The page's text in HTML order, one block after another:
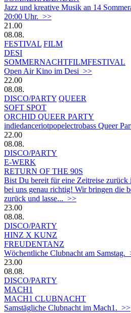
Jazz und kreative Musik an 14
20:00 Uhr. >>
21.00
08.08.
FESTIVAL FILM
DESI
SOMMERNACHTFILMFESTIVAL
Open Air Kino im Desi >>
22.00
08.08.
DISCO/PARTY QUEER
SOFT SPOT
ORCHID QUEER PARTY
indiedanceriotpopelectrobass Queer
22.00
08.08.
DISCO/PARTY
E-WERK
RETURN OF THE 90S
Bist Du bereit für eine Zeitreise zurück
bei uns genau richtig! Wir bringen die
zurück und lasse... >>
23.00
08.08.
DISCO/PARTY
HINZ X KUNZ
FREUDENTANZ
Wöchentliche Clubnacht am Samstag.
23.00
08.08.
DISCO/PARTY
MACH1
MACH1 CLUBNACHT
Samstägliche Clubnacht im Mach1. >>